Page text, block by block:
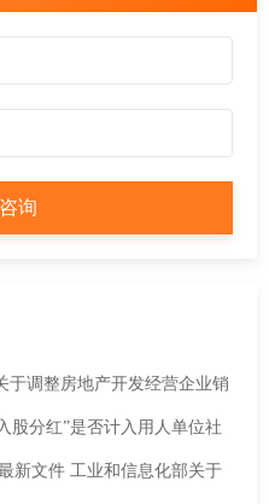
于调整房地产开发经营企业销
告
股分红”是否计入用人单位社
新文件 工业和信息化部关于